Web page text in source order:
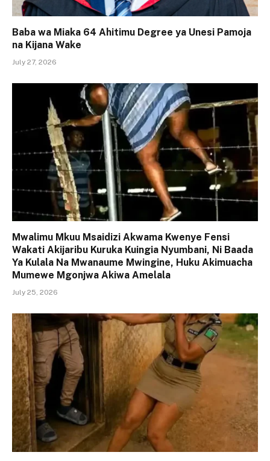
Baba wa Miaka 64 Ahitimu Degree ya Unesi Pamoja
na Kijana Wake
July 27, 2026
Mwalimu Mkuu Msaidizi Akwama Kwenye Fensi
Wakati Akijaribu Kuruka Kuingia Nyumbani, Ni Baada
Ya Kulala Na Mwanaume Mwingine, Huku Akimuacha
Mumewe Mgonjwa Akiwa Amelala
July 25, 2026